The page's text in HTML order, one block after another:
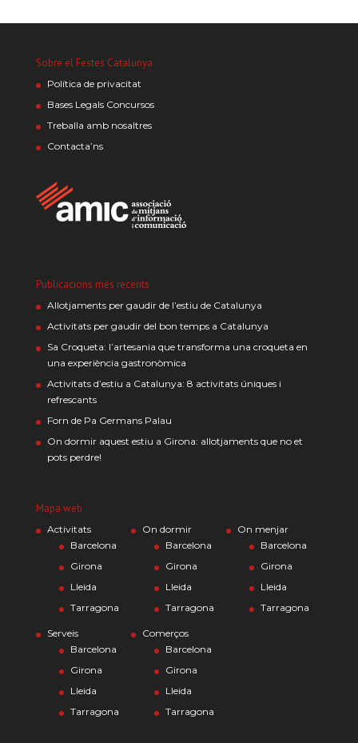
Sobre el Festes Catalunya
Política de privacitat
Bases Legals Concursos
Treballa amb nosaltres
Contacta’ns
Publicacions més recents
Allotjaments per gaudir de l’estiu de Catalunya
Activitats per gaudir del bon temps a Catalunya
Sa Croqueta: l’artesania que transforma una croqueta en
una experiència gastronòmica
Activitats d’estiu a Catalunya: 8 activitats úniques i
refrescants
Forn de Pa Germans Palau
On dormir aquest estiu a Girona: allotjaments que no et
pots perdre!
Mapa web
Activitats
Barcelona
Girona
Lleida
Tarragona
On dormir
Barcelona
Girona
Lleida
Tarragona
On menjar
Barcelona
Girona
Lleida
Tarragona
Serveis
Barcelona
Girona
Lleida
Tarragona
Comerços
Barcelona
Girona
Lleida
Tarragona